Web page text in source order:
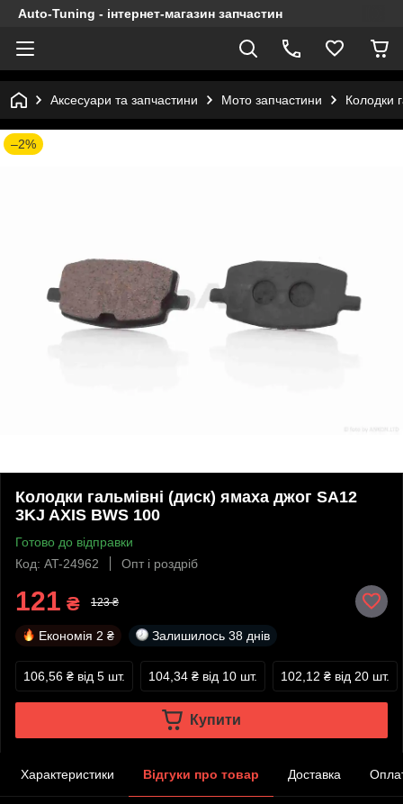
Auto-Tuning - інтернет-магазин запчастин
Аксесуари та запчастини Мото запчастини Колодки
–2%
Колодки гальмівні (диск) ямаха джог SA12
3KJ AXIS BWS 100
Готово до відправки
Код: AT-24962
Опт і роздріб
121 ₴ 123 ₴
Економія 2 ₴ Залишилось 38 днів
106,56 ₴ від 5 шт. 104,34 ₴ від 10 шт. 102,12 ₴ від 20 шт.
Купити
Характеристики Відгуки про товар Доставка